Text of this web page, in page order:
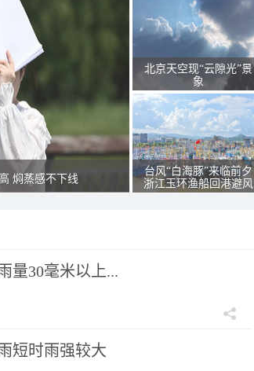
焖蒸感不下线
北京天空现“云隙光”景
象
台风“白海豚”来临前夕
浙江玉环渔船回港避风
量30毫米以上...
短时雨强较大